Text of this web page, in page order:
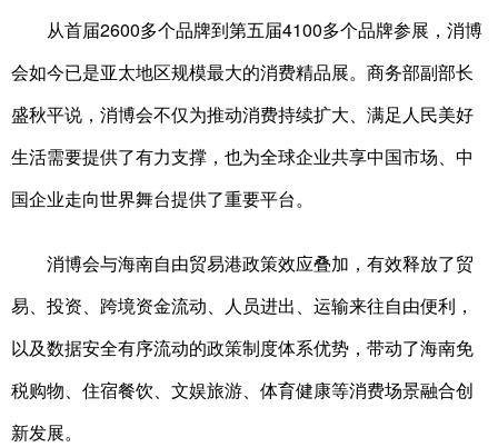
从首届2600多个品牌到第五届4100多个品牌参展，消博
会如今已是亚太地区规模最大的消费精品展。商务部副部长
盛秋平说，消博会不仅为推动消费持续扩大、满足人民美好
生活需要提供了有力支撑，也为全球企业共享中国市场、中
国企业走向世界舞台提供了重要平台。
消博会与海南自由贸易港政策效应叠加，有效释放了贸
易、投资、跨境资金流动、人员进出、运输来往自由便利，
以及数据安全有序流动的政策制度体系优势，带动了海南免
税购物、住宿餐饮、文娱旅游、体育健康等消费场景融合创
新发展。